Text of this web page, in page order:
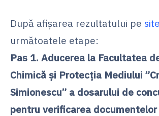
După afișarea rezultatului pe site
următoatele etape:
Pas 1. Aducerea la Facultatea
Chimică și Protecția Mediului
Simionescu” a dosarului de
pentru verificarea documentelor